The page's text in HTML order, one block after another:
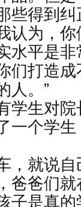
些得到
认为，
水平是
们打造
人。”
生对院
一个学
就说自
爸爸们
子是真